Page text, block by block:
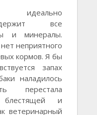
идеально
все
и минералы.
неприятного
кормов. Я бы
запах
наладилось
перестала
и
ветеринарный